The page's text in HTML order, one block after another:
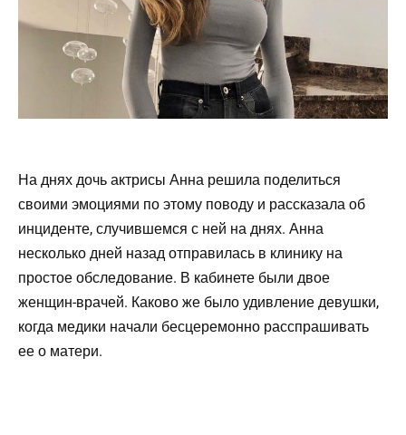
На днях дочь актрисы Анна решила поделиться
своими эмоциями по этому поводу и рассказала об
инциденте, случившемся с ней на днях. Анна
несколько дней назад отправилась в клинику на
простое обследование. В кабинете были двое
женщин-врачей. Каково же было удивление девушки,
когда медики начали бесцеремонно расспрашивать
ее о матери.